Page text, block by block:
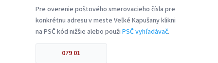
Pre overenie poštového smerovacieho čísla pre
konkrétnu adresu v meste Veľké Kapušany klikni
na PSČ kód nižšie alebo použi PSČ vyhľadávač.
079 01